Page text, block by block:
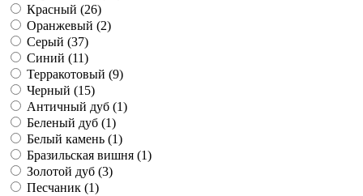
Красный (26)
Оранжевый (2)
Серый (37)
Синий (11)
Терракотовый (9)
Черный (15)
Античный дуб (1)
Беленый дуб (1)
Белый камень (1)
Бразильская вишня (1)
Золотой дуб (3)
Песчаник (1)